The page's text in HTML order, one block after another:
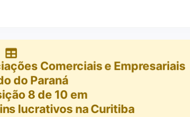
Comerciais e Empresariais
do Paraná
8 de 10 em
lucrativos na Curitiba